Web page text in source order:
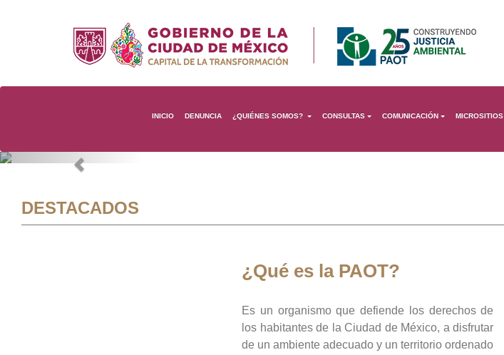
INICIO DENUNCIA ¿QUIÉNES SOMOS? CONSULTAS COMUNICACIÓN MICROSITIOS
Previous
DESTACADOS
¿Qué es la PAOT?
Es un organismo que defiende los derechos de
los habitantes de la Ciudad de México, a disfrutar
de un ambiente adecuado y un territorio ordenado